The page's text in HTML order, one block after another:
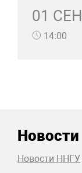
01 СЕН
14:00
Новости
Новости ННГУ